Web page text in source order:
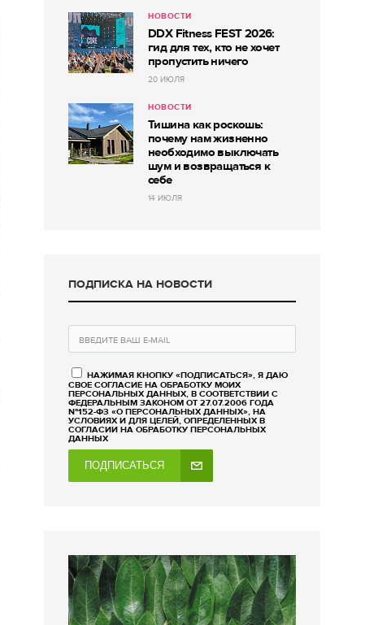
НОВОСТИ
DDX Fitness FEST 2026:
гид для тех, кто не хочет
пропустить ничего
20 ИЮЛЯ
НОВОСТИ
Тишина как роскошь:
почему нам жизненно
необходимо выключать
шум и возвращаться к
себе
14 ИЮЛЯ
ПОДПИСКА НА НОВОСТИ
НАЖИМАЯ КНОПКУ «ПОДПИСАТЬСЯ», Я ДАЮ
СВОЕ СОГЛАСИЕ НА ОБРАБОТКУ МОИХ
ПЕРСОНАЛЬНЫХ ДАННЫХ, В СООТВЕТСТВИИ С
ФЕДЕРАЛЬНЫМ ЗАКОНОМ ОТ 27.07.2006 ГОДА
№152-ФЗ «О ПЕРСОНАЛЬНЫХ ДАННЫХ», НА
УСЛОВИЯХ И ДЛЯ ЦЕЛЕЙ, ОПРЕДЕЛЕННЫХ В
СОГЛАСИИ НА ОБРАБОТКУ ПЕРСОНАЛЬНЫХ
ДАННЫХ
ПОДПИСАТЬСЯ